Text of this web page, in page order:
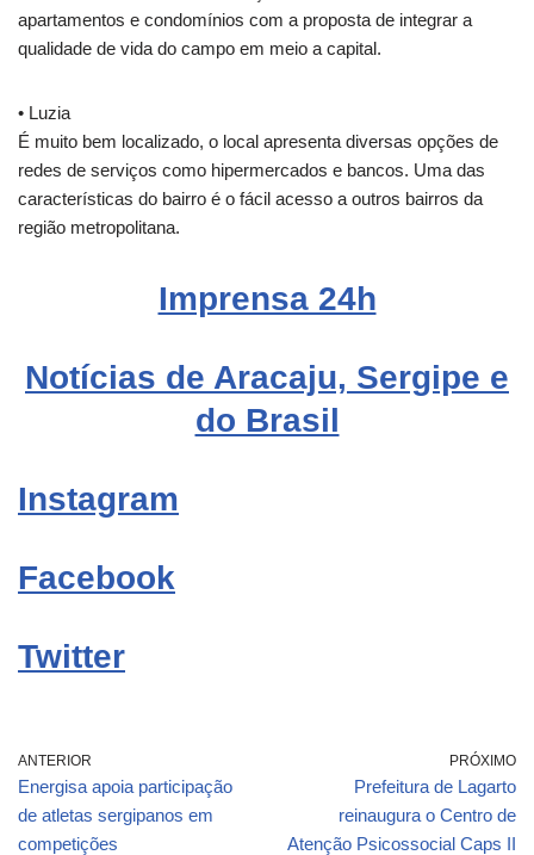
apartamentos e condomínios com a proposta de integrar a
qualidade de vida do campo em meio a capital.
• Luzia
É muito bem localizado, o local apresenta diversas opções de
redes de serviços como hipermercados e bancos. Uma das
características do bairro é o fácil acesso a outros bairros da
região metropolitana.
Imprensa 24h
Notícias de Aracaju, Sergipe e
do Brasil
Instagram
Facebook
Twitter
ANTERIOR
Energisa apoia participação
de atletas sergipanos em
competições
PRÓXIMO
Prefeitura de Lagarto
reinaugura o Centro de
Atenção Psicossocial Caps II